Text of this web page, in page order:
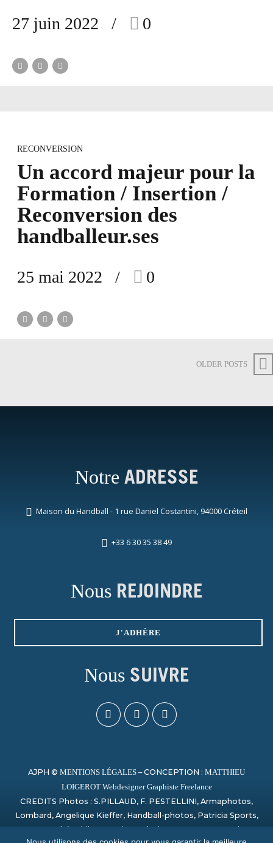
27 juin 2022 0
RECONVERSION
Un accord majeur pour la
Formation / Insertion /
Reconversion des
handballeur.ses
25 mai 2022 0
OLDER POSTS
Notre ADRESSE
Maison du Handball - 1 rue Daniel Costantini, 94000 Créteil
+33 6 30 35 38 49
Nous REJOINDRE
J'ADHÈRE
Nous SUIVRE
AJPH © MENTIONS LÉGALES – CONCEPTION : MATTHIEU
LOIGEROT Webdesigner Graphiste Freelance
CREDITS Photos : S.PILLAUD, F. PESTELLINI, Armaphotos,
Lombard, Angelique Kieffer, Handball-photos, Patricia Sports,
Laurent Théophile, Campion, Sylvain Artu, Paage_creation,